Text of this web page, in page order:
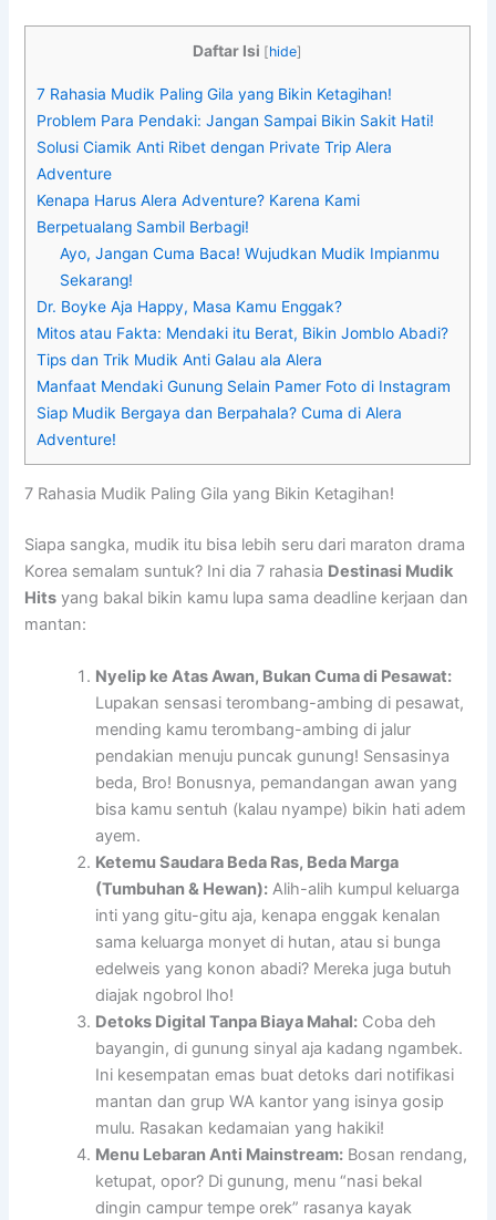
Daftar Isi [hide]
7 Rahasia Mudik Paling Gila yang Bikin Ketagihan!
Problem Para Pendaki: Jangan Sampai Bikin Sakit Hati!
Solusi Ciamik Anti Ribet dengan Private Trip Alera
Adventure
Kenapa Harus Alera Adventure? Karena Kami
Berpetualang Sambil Berbagi!
Ayo, Jangan Cuma Baca! Wujudkan Mudik Impianmu
Sekarang!
Dr. Boyke Aja Happy, Masa Kamu Enggak?
Mitos atau Fakta: Mendaki itu Berat, Bikin Jomblo Abadi?
Tips dan Trik Mudik Anti Galau ala Alera
Manfaat Mendaki Gunung Selain Pamer Foto di Instagram
Siap Mudik Bergaya dan Berpahala? Cuma di Alera
Adventure!
7 Rahasia Mudik Paling Gila yang Bikin Ketagihan!
Siapa sangka, mudik itu bisa lebih seru dari maraton drama
Korea semalam suntuk? Ini dia 7 rahasia Destinasi Mudik
Hits yang bakal bikin kamu lupa sama deadline kerjaan dan
mantan:
Nyelip ke Atas Awan, Bukan Cuma di Pesawat:
Lupakan sensasi terombang-ambing di pesawat,
mending kamu terombang-ambing di jalur
pendakian menuju puncak gunung! Sensasinya
beda, Bro! Bonusnya, pemandangan awan yang
bisa kamu sentuh (kalau nyampe) bikin hati adem
ayem.
Ketemu Saudara Beda Ras, Beda Marga
(Tumbuhan & Hewan): Alih-alih kumpul keluarga
inti yang gitu-gitu aja, kenapa enggak kenalan
sama keluarga monyet di hutan, atau si bunga
edelweis yang konon abadi? Mereka juga butuh
diajak ngobrol lho!
Detoks Digital Tanpa Biaya Mahal: Coba deh
bayangin, di gunung sinyal aja kadang ngambek.
Ini kesempatan emas buat detoks dari notifikasi
mantan dan grup WA kantor yang isinya gosip
mulu. Rasakan kedamaian yang hakiki!
Menu Lebaran Anti Mainstream: Bosan rendang,
ketupat, opor? Di gunung, menu “nasi bekal
dingin campur tempe orek” rasanya kayak